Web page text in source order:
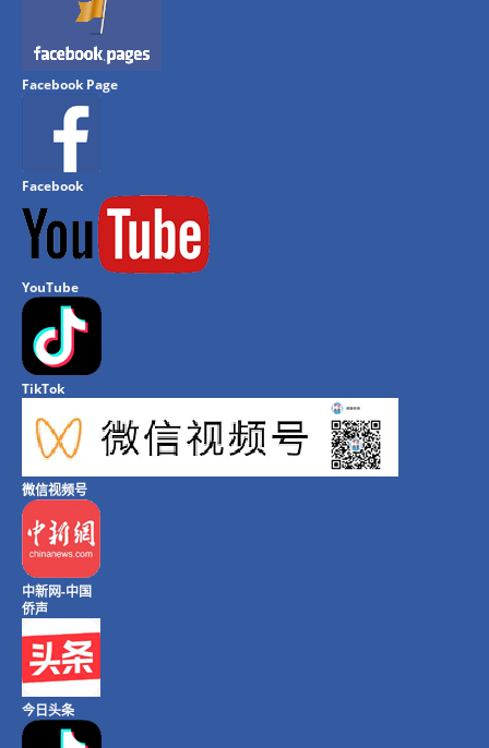
Facebook Page
Facebook
YouTube
TikTok
微信视频号
中新网-中国
侨声
今日头条